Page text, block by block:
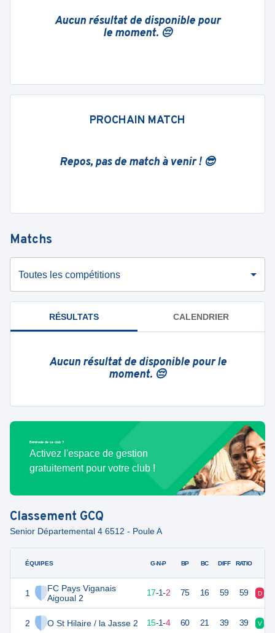
Aucun résultat de disponible pour
le moment. 😔
PROCHAIN MATCH
Repos, pas de match à venir ! 😎
Matchs
Toutes les compétitions
RÉSULTATS CALENDRIER
Aucun résultat de disponible pour le
moment. 😔
Bénévole de ce club ?
Activez l'espace de gestion
gratuitement pour votre club !
Classement GCQ
Senior Départemental 4 6512 - Poule A
ÉQUIPES
1
FC Pays Viganais
Aigoual 2
2 O St Hilaire / la Jasse 2
G-N-P BP BC DIFF RATIO
53 17-1-2 75 16 59 59 D
47 20 15-1-4 60 21 39 39 V